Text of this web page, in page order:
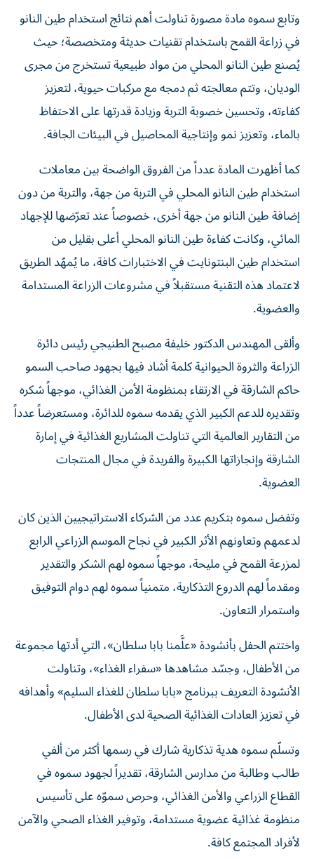
وتابع سموه مادة مصورة تناولت أهم نتائج استخدام طين النانو
في زراعة القمح باستخدام تقنيات حديثة ومتخصصة؛ حيث
يُصنع طين النانو المحلي من مواد طبيعية تستخرج من مجرى
الوديان، وتتم معالجته ثم دمجه مع مركبات حيوية، لتعزيز
كفاءته، وتحسين خصوبة التربة وزيادة قدرتها على الاحتفاظ
بالماء، وتعزيز نمو وإنتاجية المحاصيل في البيئات الجافة.
كما أظهرت المادة عدداً من الفروق الواضحة بين معاملات
استخدام طين النانو المحلي في التربة من جهة، والتربة من دون
إضافة طين النانو من جهة أخرى، خصوصاً عند تعرّضها للإجهاد
المائي، وكانت كفاءة طين النانو المحلي أعلى بقليل من
استخدام طين البنتونايت في الاختبارات كافة، ما يُمهّد الطريق
لاعتماد هذه التقنية مستقبلاً في مشروعات الزراعة المستدامة
والعضوية.
وألقى المهندس الدكتور خليفة مصبح الطنيجي رئيس دائرة
الزراعة والثروة الحيوانية كلمة أشاد فيها بجهود صاحب السمو
حاكم الشارقة في الارتقاء بمنظومة الأمن الغذائي، موجهاً شكره
وتقديره للدعم الكبير الذي يقدمه سموه للدائرة، ومستعرضاً عدداً
من التقارير العالمية التي تناولت المشاريع الغذائية في إمارة
الشارقة وإنجازاتها الكبيرة والفريدة في مجال المنتجات
العضوية.
وتفضل سموه بتكريم عدد من الشركاء الاستراتيجيين الذين كان
لدعمهم وتعاونهم الأثر الكبير في نجاح الموسم الزراعي الرابع
لمزرعة القمح في مليحة، موجهاً سموه لهم الشكر والتقدير
ومقدماً لهم الدروع التذكارية، متمنياً سموه لهم دوام التوفيق
واستمرار التعاون.
واختتم الحفل بأنشودة «علَّمنا بابا سلطان»، التي أدتها مجموعة
من الأطفال، وجسّد مشاهدها «سفراء الغذاء»، وتناولت
الأنشودة التعريف ببرنامج «بابا سلطان للغذاء السليم» وأهدافه
في تعزيز العادات الغذائية الصحية لدى الأطفال.
وتسلّم سموه هدية تذكارية شارك في رسمها أكثر من ألفي
طالب وطالبة من مدارس الشارقة، تقديراً لجهود سموه في
القطاع الزراعي والأمن الغذائي، وحرص سموّه على تأسيس
منظومة غذائية عضوية مستدامة، وتوفير الغذاء الصحي والآمن
لأفراد المجتمع كافة.